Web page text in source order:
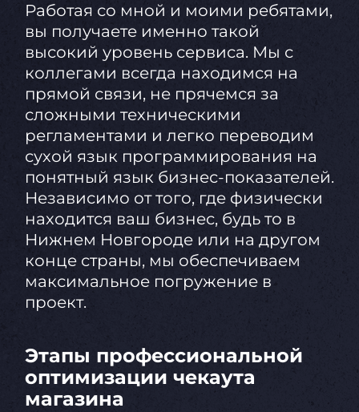
Работая со мной и моими ребятами,
вы получаете именно такой
высокий уровень сервиса. Мы с
коллегами всегда находимся на
прямой связи, не прячемся за
сложными техническими
регламентами и легко переводим
сухой язык программирования на
понятный язык бизнес-показателей.
Независимо от того, где физически
находится ваш бизнес, будь то в
Нижнем Новгороде или на другом
конце страны, мы обеспечиваем
максимальное погружение в
проект.
Этапы профессиональной
оптимизации чекаута
магазина